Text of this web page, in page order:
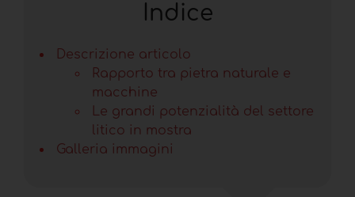
Indice
Descrizione articolo
Rapporto tra pietra naturale e
macchine
Le grandi potenzialità del settore
litico in mostra
Galleria immagini